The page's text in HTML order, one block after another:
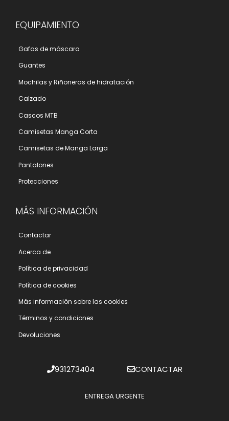
EQUIPAMIENTO
Gafas de máscara
Guantes
Mochilas y Riñoneras de hidratación
Calzado
Cascos MTB
Camisetas Manga Corta
Camisetas de Manga Larga
Pantalones
Protecciones
MÁS INFORMACIÓN
Contactar
Acerca de
Polí­tica de privacidad
Polí­tica de cookies
Más información sobre las cookies
Términos y condiciones
Devoluciones
931273404 CONTACTAR
ENTREGA URGENTE